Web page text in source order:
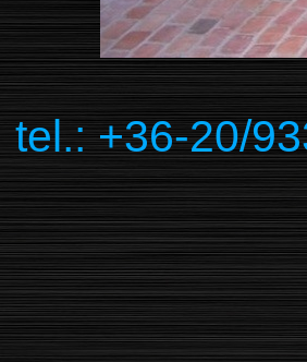
tel.: +36-